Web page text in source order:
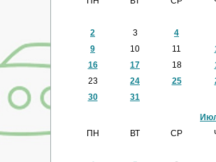
2
3 4
9
10 11
16
17 18
23
24 25
30
31
ПН
ВТ СР